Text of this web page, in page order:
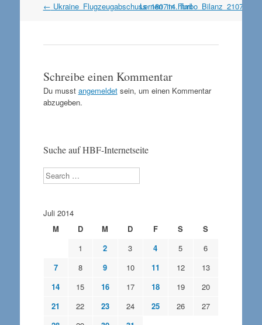
Artikel
← Ukraine_Flugzeugabschuss_180714.htmlLernen_im_Turbo_Bilanz_210714b
Schreibe einen Kommentar
Du musst angemeldetsein, um einen Kommentar
abzugeben.
Suche auf HBF-Internetseite
Search
Juli 2014
M
D M D F S
S
1
2 3 4 5
6
7
8 9 10 11 12
13
14
15 16 17 18 19
20
21
22 23 24 25 26
27